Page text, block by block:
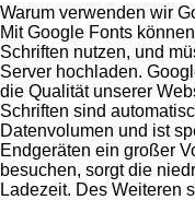
Warum verwenden wir
Mit Google Fonts
Schriften nutzen, und
Server hochladen.
die Qualität unserer
Schriften sind
Datenvolumen und ist
Endgeräten ein großer
besuchen, sorgt die
Ladezeit. Des Weiteren